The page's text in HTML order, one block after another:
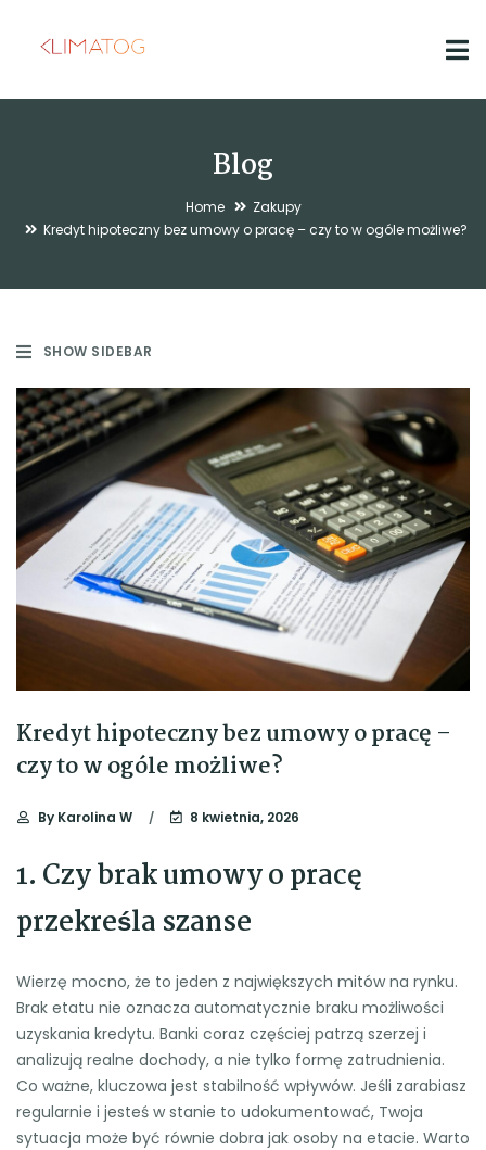
Blog
Home
Zakupy
Kredyt hipoteczny bez umowy o pracę – czy to w ogóle możliwe?
SHOW SIDEBAR
Kredyt hipoteczny bez umowy o pracę –
czy to w ogóle możliwe?
By Karolina W 8 kwietnia, 2026
1. Czy brak umowy o pracę
przekreśla szanse
Wierzę mocno, że to jeden z największych mitów na rynku.
Brak etatu nie oznacza automatycznie braku możliwości
uzyskania kredytu. Banki coraz częściej patrzą szerzej i
analizują realne dochody, a nie tylko formę zatrudnienia.
Co ważne, kluczowa jest stabilność wpływów. Jeśli zarabiasz
regularnie i jesteś w stanie to udokumentować, Twoja
sytuacja może być równie dobra jak osoby na etacie. Warto